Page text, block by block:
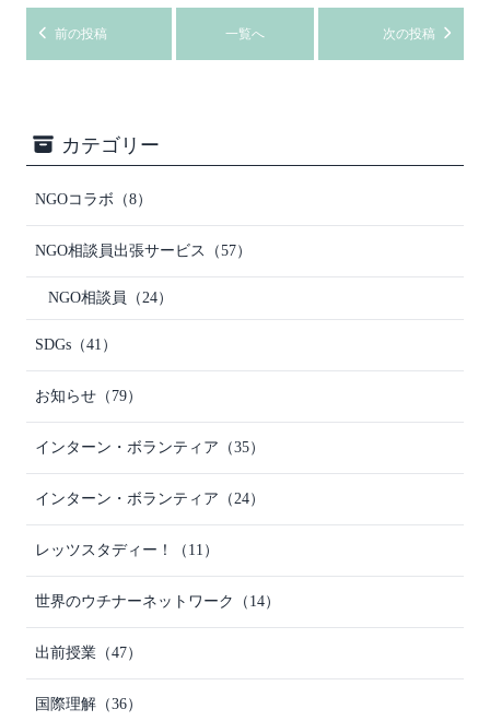
前の投稿 一覧へ 次の投稿
カテゴリー
NGOコラボ （8）
NGO相談員出張サービス （57）
NGO相談員 （24）
SDGs （41）
お知らせ （79）
インターン・ボランティア （35）
インターン・ボランティア （24）
レッツスタディー！ （11）
世界のウチナーネットワーク （14）
出前授業 （47）
国際理解 （36）